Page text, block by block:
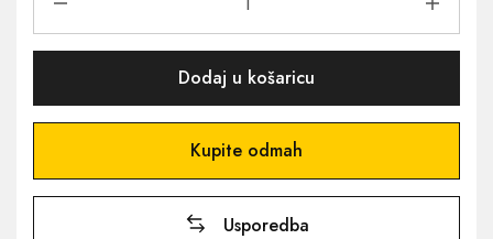
Dodaj u košaricu
Kupite odmah
Usporedba